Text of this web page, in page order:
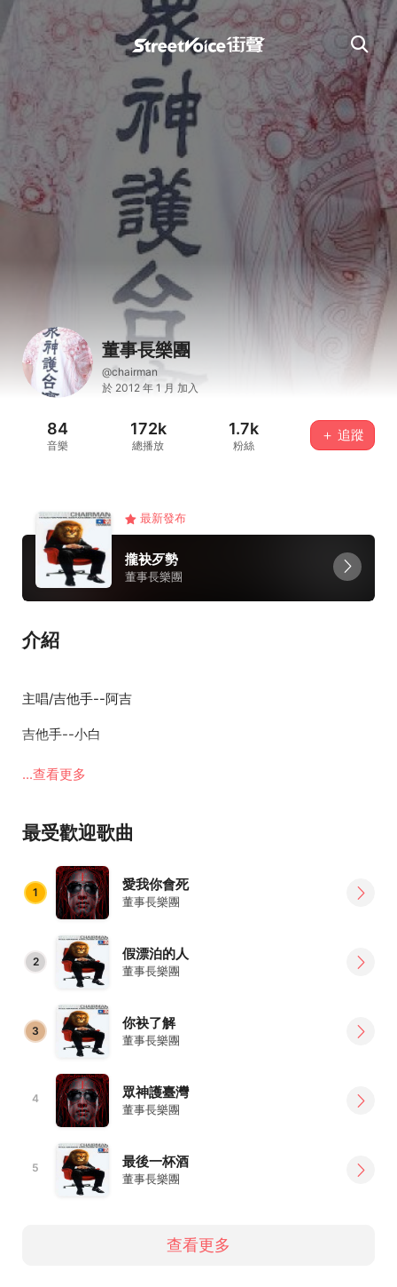
董事長樂團
@chairman
於 2012 年 1 月 加入
84
音樂
172k
總播放
1.7k
粉絲
＋ 追蹤
最新發布
攏袂歹勢
董事長樂團
介紹
主唱/吉他手--阿吉
吉他手--小白
貝斯手--大鈞
...查看更多
最受歡迎歌曲
1 愛我你會死
董事長樂團
2 假漂泊的人
董事長樂團
3 你袂了解
董事長樂團
4 眾神護臺灣
董事長樂團
5 最後一杯酒
董事長樂團
查看更多